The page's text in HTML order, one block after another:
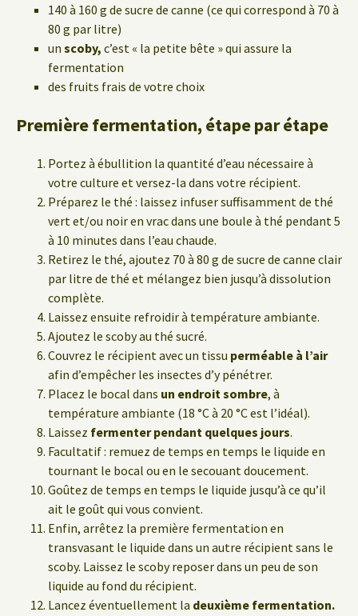
140 à 160 g de sucre de canne (ce qui correspond à 70 à
80 g par litre)
un scoby, c’est « la petite bête » qui assure la
fermentation
des fruits frais de votre choix
Première fermentation, étape par étape
Portez à ébullition la quantité d’eau nécessaire à
votre culture et versez-la dans votre récipient.
Préparez le thé : laissez infuser suffisamment de thé
vert et/ou noir en vrac dans une boule à thé pendant 5
à 10 minutes dans l’eau chaude.
Retirez le thé, ajoutez 70 à 80 g de sucre de canne clair
par litre de thé et mélangez bien jusqu’à dissolution
complète.
Laissez ensuite refroidir à température ambiante.
Ajoutez le scoby au thé sucré.
Couvrez le récipient avec un tissu perméable à l’air
afin d’empêcher les insectes d’y pénétrer.
Placez le bocal dans un endroit sombre, à
température ambiante (18 °C à 20 °C est l’idéal).
Laissez fermenter pendant quelques jours.
Facultatif : remuez de temps en temps le liquide en
tournant le bocal ou en le secouant doucement.
Goûtez de temps en temps le liquide jusqu’à ce qu’il
ait le goût qui vous convient.
Enfin, arrêtez la première fermentation en
transvasant le liquide dans un autre récipient sans le
scoby. Laissez le scoby reposer dans un peu de son
liquide au fond du récipient.
Lancez éventuellement la deuxième fermentation.